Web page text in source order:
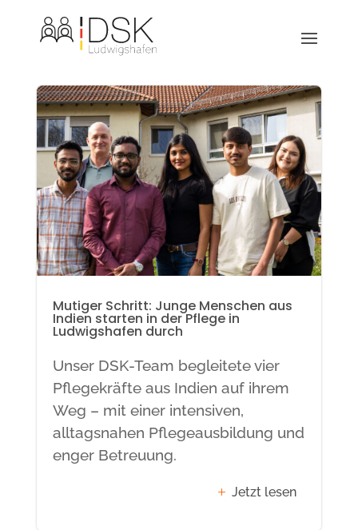
Mutiger Schritt: Junge Menschen aus
Indien starten in der Pflege in
Ludwigshafen durch
Unser DSK-Team begleitete vier
Pflegekräfte aus Indien auf ihrem
Weg – mit einer intensiven,
alltagsnahen Pflegeausbildung und
enger Betreuung.
Jetzt lesen